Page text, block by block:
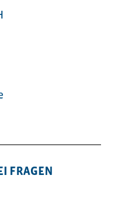
FRAGEN